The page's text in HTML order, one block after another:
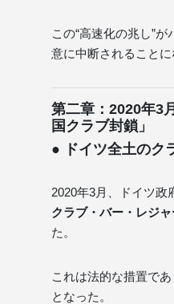
この“高速化の兆し”
意に中断されることに
第二章：2020年
国クラブ封鎖」
● ドイツ全土のク
2020年3月、ドイツ政
クラブ・バー・レジ
た。
これは法的な措置で
となった。